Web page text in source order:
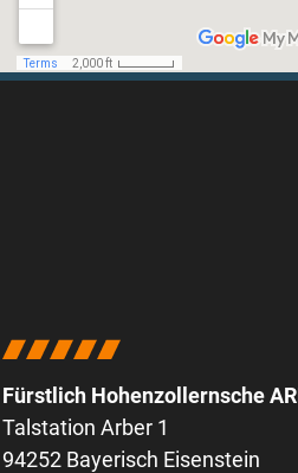
Fürstlich Hohenzollernsche
Talstation Arber 1
94252 Bayerisch Eisenstein